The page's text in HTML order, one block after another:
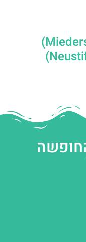
מלונות מומלצים במידרס (Mieders)